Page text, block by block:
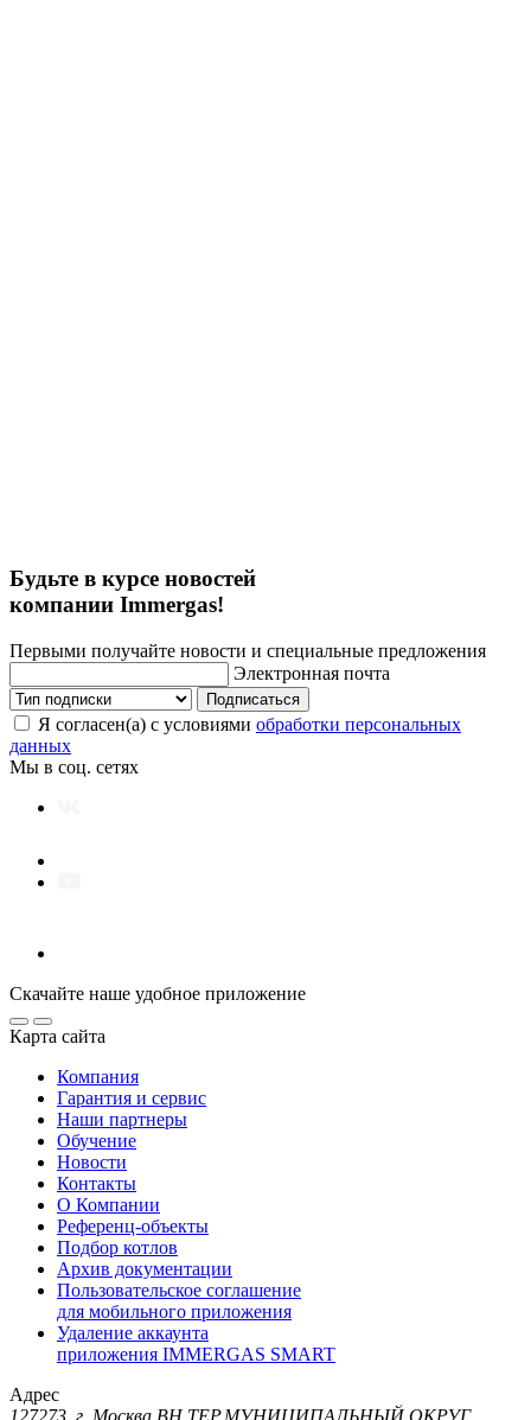
Будьте в курсе новостей
компании Immergas!
Первыми получайте новости и специальные предложения
Электронная почта
Подписаться
Я согласен(а) с условиями обработки персональных
данных
Мы в соц. сетях
Скачайте наше удобное приложение
Карта сайта
Компания
Гарантия и сервис
Наши партнеры
Обучение
Новости
Контакты
О Компании
Референц-объекты
Подбор котлов
Архив документации
Пользовательское соглашение
для мобильного приложения
Удаление аккаунта
приложения IMMERGAS SMART
Адрес
127273, г. Москва ВН.ТЕР.МУНИЦИПАЛЬНЫЙ ОКРУГ